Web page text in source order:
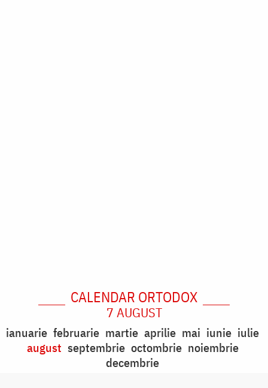
CALENDAR ORTODOX
7 AUGUST
ianuarie februarie martie aprilie mai iunie iulie
august septembrie octombrie noiembrie
decembrie